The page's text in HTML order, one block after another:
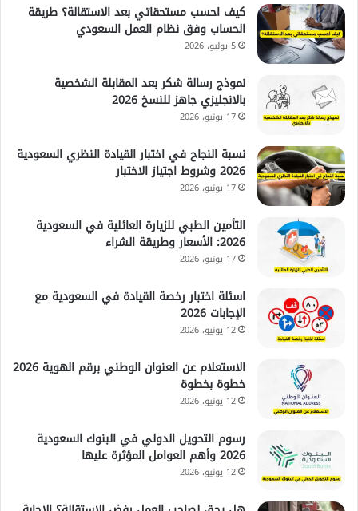
كيف احسب مستحقاتي بعد الاستقالة؟ طريقة
الحساب وفق نظام العمل السعودي
5 يوليو، 2026
نموذج رسالة شكر بعد المقابلة الشخصية
بالانجليزي جاهز للنسخ 2026
17 يونيو، 2026
نسبة النجاح في اختبار القيادة النظري السعودية
2026 وشروط اجتياز الاختبار
17 يونيو، 2026
التأمين الطبي للزيارة العائلية في السعودية
2026: الأسعار وطريقة الشراء
17 يونيو، 2026
اسئلة اختبار رخصة القيادة في السعودية مع
الإجابات 2026
12 يونيو، 2026
الاستعلام عن العنوان الوطني برقم الهوية 2026
خطوة بخطوة
12 يونيو، 2026
رسوم التحويل الدولي في البنوك السعودية
2026 وأهم العوامل المؤثرة عليها
12 يونيو، 2026